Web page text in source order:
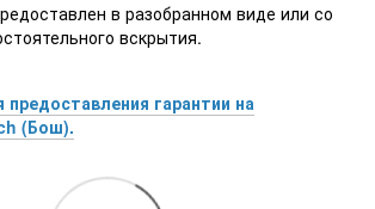
в разобранном виде или со
вскрытия.
предоставления гарантии на
(Бош).